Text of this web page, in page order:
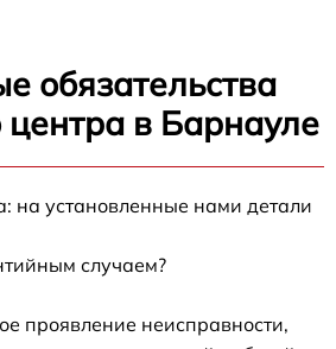
обязательства
центра в Барнауле
на установленные нами детали
случаем?
проявление неисправности,